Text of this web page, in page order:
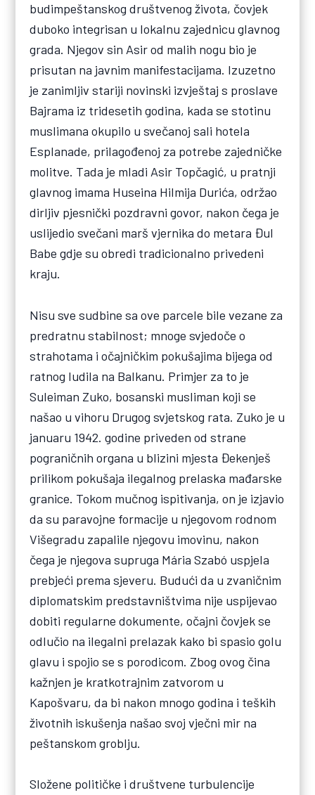
budimpeštanskog društvenog života, čovjek
duboko integrisan u lokalnu zajednicu glavnog
grada. Njegov sin Asir od malih nogu bio je
prisutan na javnim manifestacijama. Izuzetno
je zanimljiv stariji novinski izvještaj s proslave
Bajrama iz tridesetih godina, kada se stotinu
muslimana okupilo u svečanoj sali hotela
Esplanade, prilagođenoj za potrebe zajedničke
molitve. Tada je mladi Asir Topčagić, u pratnji
glavnog imama Huseina Hilmija Durića, održao
dirljiv pjesnički pozdravni govor, nakon čega je
uslijedio svečani marš vjernika do metara Đul
Babe gdje su obredi tradicionalno privedeni
kraju.
Nisu sve sudbine sa ove parcele bile vezane za
predratnu stabilnost; mnoge svjedoče o
strahotama i očajničkim pokušajima bijega od
ratnog ludila na Balkanu. Primjer za to je
Suleiman Zuko, bosanski musliman koji se
našao u vihoru Drugog svjetskog rata. Zuko je u
januaru 1942. godine priveden od strane
pograničnih organa u blizini mjesta Đekenješ
prilikom pokušaja ilegalnog prelaska mađarske
granice. Tokom mučnog ispitivanja, on je izjavio
da su paravojne formacije u njegovom rodnom
Višegradu zapalile njegovu imovinu, nakon
čega je njegova supruga Mária Szabó uspjela
prebjeći prema sjeveru. Budući da u zvaničnim
diplomatskim predstavništvima nije uspijevao
dobiti regularne dokumente, očajni čovjek se
odlučio na ilegalni prelazak kako bi spasio golu
glavu i spojio se s porodicom. Zbog ovog čina
kažnjen je kratkotrajnim zatvorom u
Kapošvaru, da bi nakon mnogo godina i teških
životnih iskušenja našao svoj vječni mir na
peštanskom groblju.
Složene političke i društvene turbulencije